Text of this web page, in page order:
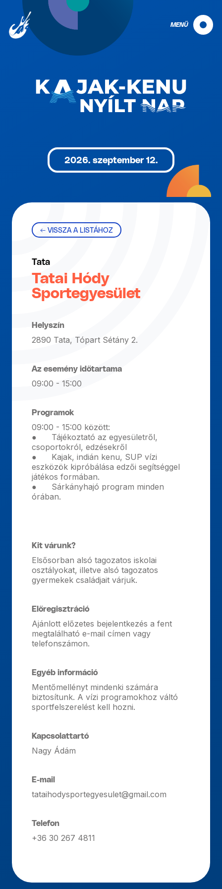
MENÜ
2026. szeptember 12.
← VISSZA A LISTÁHOZ
Tata
Tatai Hódy
Sportegyesület
Helyszín
2890 Tata, Tópart Sétány 2.
Az esemény időtartama
09:00 - 15:00
Programok
09:00 - 15:00 között:
● Tájékoztató az egyesületről,
csoportokról, edzésekről
● Kajak, indián kenu, SUP vízi
eszközök kipróbálása edzői segítséggel
játékos formában.
● Sárkányhajó program minden
órában.
Kit várunk?
Elsősorban alsó tagozatos iskolai
osztályokat, illetve alsó tagozatos
gyermekek családjait várjuk.
Előregisztráció
Ajánlott előzetes bejelentkezés a fent
megtalálható e-mail címen vagy
telefonszámon.
Egyéb információ
Mentőmellényt mindenki számára
biztosítunk. A vízi programokhoz váltó
sportfelszerelést kell hozni.
Kapcsolattartó
Nagy Ádám
E-mail
tataihodysportegyesulet@gmail.com
Telefon
+36 30 267 4811